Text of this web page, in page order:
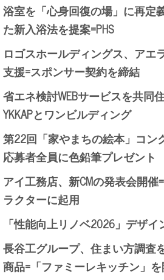
浴室を「心身回復の場」に再定
た新入浴法を提案=PHS
ロゴスホールディングス、アエ
支援=スポンサー契約を締結
省エネ検討WEBサービスを共同
YKKAPとワンビルディング
第22回「家やまちの絵本」コン
応募者全員に色鉛筆プレゼント
アイ工務店、新CMの発表会開
ラクターに起用
「性能向上リノベ2026」デザイ
長谷工グループ、住まい方調査
商品=「ファミーレキッチン」